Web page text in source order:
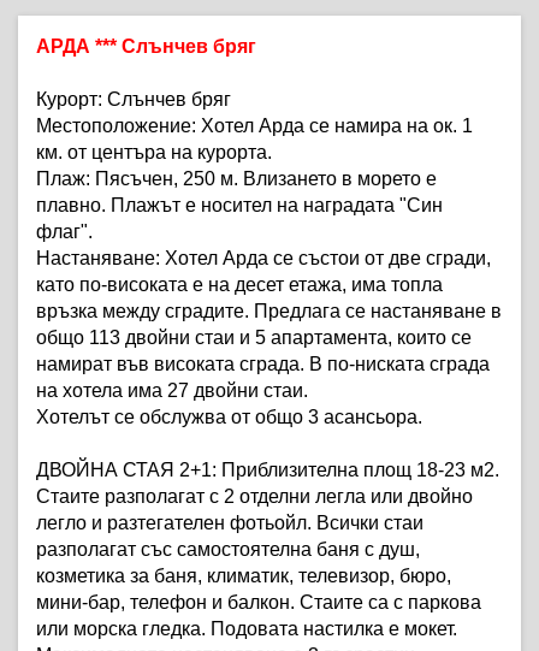
АРДА *** Слънчев бряг
Курорт: Слънчев бряг
Местоположение: Хотел Арда се намира на ок. 1
км. от центъра на курорта.
Плаж: Пясъчен, 250 м. Влизането в морето е
плавно. Плажът е носител на наградата "Син
флаг".
Настаняване: Хотел Арда се състои от две сгради,
като по-високата е на десет етажа, има топла
връзка между сградите. Предлага се настаняване в
общо 113 двойни стаи и 5 апартамента, които се
намират във високата сграда. В по-ниската сграда
на хотела има 27 двойни стаи.
Хотелът се обслужва от общо 3 асансьора.
ДВОЙНА СТАЯ 2+1: Приблизителна площ 18-23 м2.
Стаите разполагат с 2 отделни легла или двойно
легло и разтегателен фотьойл. Всички стаи
разполагат със самостоятелна баня с душ,
козметика за баня, климатик, телевизор, бюро,
мини-бар, телефон и балкон. Стаите са с паркова
или морска гледка. Подовата настилка е мокет.